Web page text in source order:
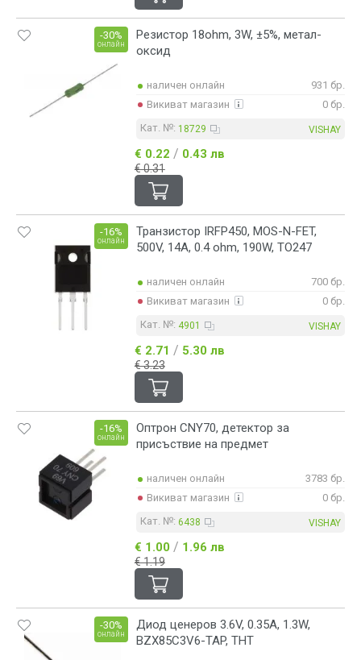
Резистор 18ohm, 3W, ±5%, метал-
оксид
-30%
онлайн
наличен онлайн
931 бр.
Викиват магазин
0 бр.
Кат. №: 18729 VISHAY
€ 0.22 / 0.43 лв
€ 0.31
Транзистор IRFP450, MOS-N-FET,
500V, 14A, 0.4 ohm, 190W, TO247
-16%
онлайн
наличен онлайн
700 бр.
Викиват магазин
0 бр.
Кат. №: 4901 VISHAY
€ 2.71 / 5.30 лв
€ 3.23
Оптрон CNY70, детектор за
присъствие на предмет
-16%
онлайн
наличен онлайн
3783 бр.
Викиват магазин
0 бр.
Кат. №: 6438 VISHAY
€ 1.00 / 1.96 лв
€ 1.19
Диод ценеров 3.6V, 0.35А, 1.3W,
BZX85C3V6-TAP, THT
-30%
онлайн